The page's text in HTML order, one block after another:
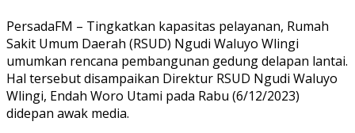
PersadaFM – Tingkatkan kapasitas pelayanan, Rumah
Sakit Umum Daerah (RSUD) Ngudi Waluyo Wlingi
umumkan rencana pembangunan gedung delapan lantai.
Hal tersebut disampaikan Direktur RSUD Ngudi Waluyo
Wlingi, Endah Woro Utami pada Rabu (6/12/2023)
didepan awak media.